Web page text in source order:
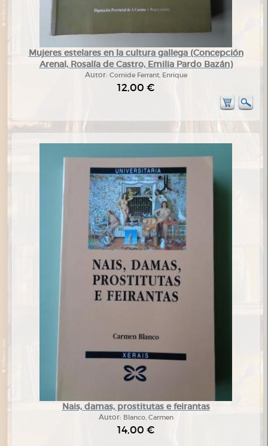
Mujeres estelares en la cultura gallega (Concepción
Arenal, Rosalía de Castro, Emilia Pardo Bazán)
Autor: Cornide Ferrant, Enrique
12,00 €
Nais, damas, prostitutas e feirantas
Autor: Blanco, Carmen
14,00 €